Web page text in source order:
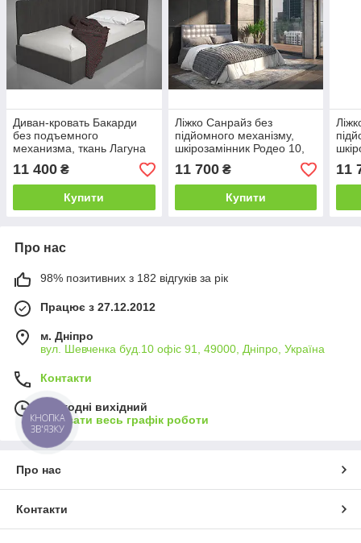
Диван-кровать Бакарди
без подъемного
механизма, ткань Лагуна
45, 80х190 (Sentenzo ТМ)
11 400 ₴
Купити
Ліжко Санрайз без
підйомного механізму,
шкірозамінник Родео 10,
11 700₴
Купити
11
Про нас
98% позитивних з 182 відгуків за рік
Працює з 27.12.2012
м. Дніпро
вул. Шевченка буд.10 офіс 91, 49000, Дніпро, Україна
Контакти
Сьогодні вихідний
Показати весь графік роботи
Про нас
Контакти
КНОПКА
ЗВ'ЯЗКУ